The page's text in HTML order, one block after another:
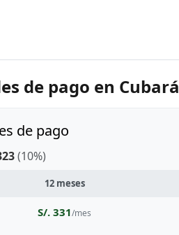
de pago en Cubará
de pago
(10%)
12 meses
S/. 331/mes